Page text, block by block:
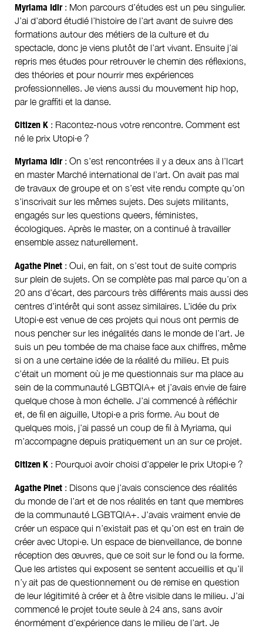
Myriama Idir: Mon parcours d’études est un peu singulier.
J’ai d’abord étudié l’histoire de l’art avant de suivre des
formations autour des métiers de la culture et du
spectacle, donc je viens plutôt de l’art vivant. Ensuite j’ai
repris mes études pour retrouver le chemin des réflexions,
des théories et pour nourrir mes expériences
professionnelles. Je viens aussi du mouvement hip hop,
par le graffiti et la danse.
Citizen K : Racontez-nous votre rencontre. Comment est
né le prix Utopi·e ?
Myriama Idir: On s’est rencontrées il y a deux ans à l’Icart
en master Marché international de l’art. On avait pas mal
de travaux de groupe et on s’est vite rendu compte qu’on
s’inscrivait sur les mêmes sujets. Des sujets militants,
engagés sur les questions queers, féministes,
écologiques. Après le master, on a continué à travailler
ensemble assez naturellement.
Agathe Pinet : Oui, en fait, on s’est tout de suite compris
sur plein de sujets. On se complète pas mal parce qu’on a
20 ans d’écart, des parcours très différents mais aussi des
centres d’intérêt qui sont assez similaires. L’idée du prix
Utopi·e est venue de ces projets qui nous ont permis de
nous pencher sur les inégalités dans le monde de l’art. Je
suis un peu tombée de ma chaise face aux chiffres, même
si on a une certaine idée de la réalité du milieu. Et puis
c’était un moment où je me questionnais sur ma place au
sein de la communauté LGBTQIA+ et j’avais envie de faire
quelque chose à mon échelle. J’ai commencé à réfléchir
et, de fil en aiguille, Utopi·e a pris forme. Au bout de
quelques mois, j’ai passé un coup de fil à Myriama, qui
m’accompagne depuis pratiquement un an sur ce projet.
Citizen K : Pourquoi avoir choisi d’appeler le prix Utopi·e ?
Agathe Pinet : Disons que j’avais conscience des réalités
du monde de l’art et de nos réalités en tant que membres
de la communauté LGBTQIA+. J’avais vraiment envie de
créer un espace qui n’existait pas et qu’on est en train de
créer avec Utopi·e. Un espace de bienveillance, de bonne
réception des œuvres, que ce soit sur le fond ou la forme.
Que les artistes qui exposent se sentent accueillis et qu’il
n’y ait pas de questionnement ou de remise en question
de leur légitimité à créer et à être visible dans le milieu. J’ai
commencé le projet toute seule à 24 ans, sans avoir
énormément d’expérience dans le milieu de l’art. Je